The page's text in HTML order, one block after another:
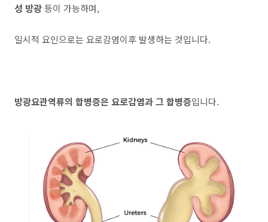
성 방광등이 가능하며,
일시적 요인으로는 요로감염이후 발생하는 것입니다.
방광요관역류의 합병증은 요로감염과 그 합병증입니다.